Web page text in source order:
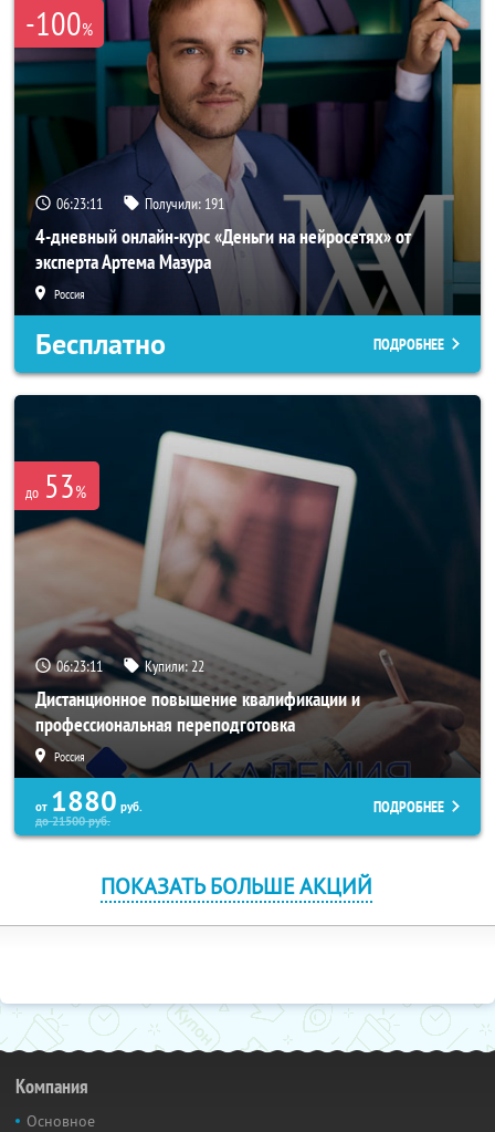
-100%
06:23:11 Получили: 191
4-дневный онлайн-курс «Деньги на нейросетях» от
эксперта Артема Мазура
Россия
Бесплатно ПОДРОБНЕЕ
до 53%
06:23:11 Купили:22
Дистанционное повышение квалификации и
профессиональная переподготовка
Россия
от 1880 руб.
до21500руб.
ПОДРОБНЕЕ
ПОКАЗАТЬ БОЛЬШЕ АКЦИЙ
Компания
Основное